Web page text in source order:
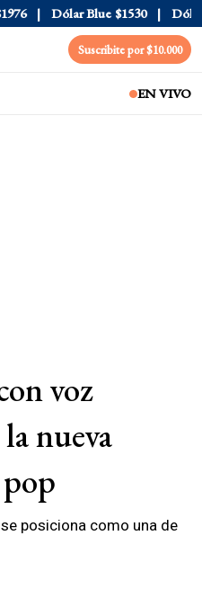
Dólar Blue $1530 Dólar
Suscribite por $10.000
EN VIVO
voz
nueva
posiciona como una de